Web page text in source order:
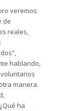
veremos
de
reales,
hablando,
manera.
ha